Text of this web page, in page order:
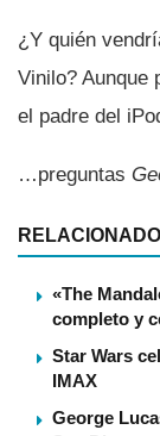
¿Y quién
Vinilo? Aunque
el padre del
…preguntas
«The
completo y
Star Wars
IMAX
George